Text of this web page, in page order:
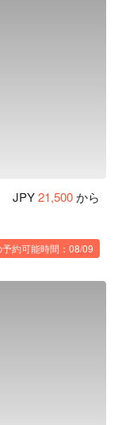
能ください。
。
JPY21,500から
約可能時間：08/09